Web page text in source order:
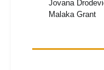
Jovana
Malaka Grant